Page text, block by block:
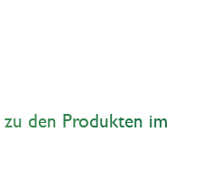
den Produkten im